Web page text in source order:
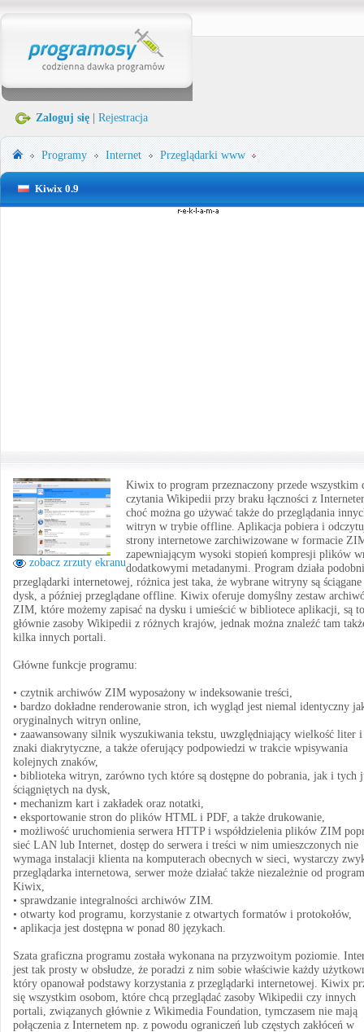
Zaloguj się Rejestracja
Programy Internet Przeglądarki www
Kiwix 0.9
zobacz zrzuty ekranu
Kiwix to program przeznaczony przede wszystkim
czytania Wikipedii przy braku łączności z
choć można go używać także do przeglądania
witryn w trybie offline. Aplikacja pobiera i
strony internetowe zarchiwizowane w formacie
zapewniającym wysoki stopień kompresji plików
dodatkowymi metadanymi. Program działa
przeglądarki internetowej, różnica jest taka, że wybrane witryny są ściągane
dysk, a później przeglądane offline. Kiwix oferuje domyślny zestaw
ZIM, które możemy zapisać na dysku i umieścić w bibliotece aplikacji, są to
głównie zasoby Wikipedii z różnych krajów, jednak można znaleźć tam
kilka innych portali.
Główne funkcje programu:
• czytnik archiwów ZIM wyposażony w indeksowanie treści,
• bardzo dokładne renderowanie stron, ich wygląd jest niemal identyczny
oryginalnych witryn online,
• zaawansowany silnik wyszukiwania tekstu, uwzględniający wielkość liter i
znaki diakrytyczne, a także oferujący podpowiedzi w trakcie wpisywania
kolejnych znaków,
• biblioteka witryn, zarówno tych które są dostępne do pobrania, jak i tych
ściągniętych na dysk,
• mechanizm kart i zakładek oraz notatki,
• eksportowanie stron do plików HTML i PDF, a także drukowanie,
• możliwość uruchomienia serwera HTTP i współdzielenia plików ZIM
sieć LAN lub Internet, dostęp do serwera i treści w nim umieszczonych nie
wymaga instalacji klienta na komputerach obecnych w sieci, wystarczy
przeglądarka internetowa, serwer może działać także niezależnie od
Kiwix,
• sprawdzanie integralności archiwów ZIM.
• otwarty kod programu, korzystanie z otwartych formatów i protokołów,
• aplikacja jest dostępna w ponad 80 językach.
Szata graficzna programu została wykonana na przyzwoitym poziomie.
jest tak prosty w obsłudze, że poradzi z nim sobie właściwie każdy
który opanował podstawy korzystania z przeglądarki internetowej. Kiwix
się wszystkim osobom, które chcą przeglądać zasoby Wikipedii czy innych
portali, związanych głównie z Wikimedia Foundation, tymczasem nie mają
połączenia z Internetem np. z powodu ograniczeń lub częstych zakłóceń w